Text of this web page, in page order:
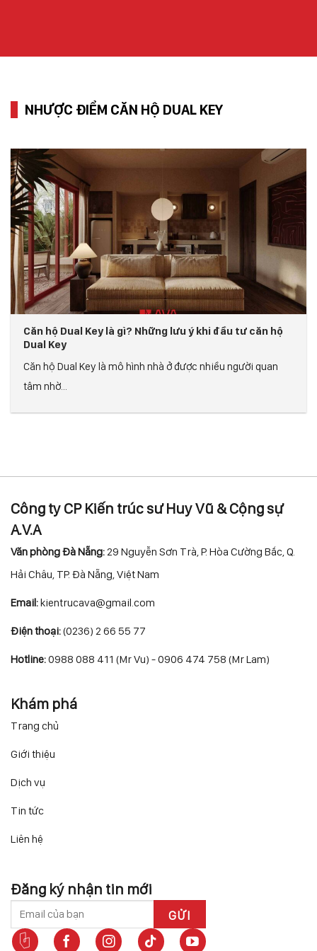
NHƯỢC ĐIỂM CĂN HỘ DUAL KEY
Căn hộ Dual Key là gì? Những lưu ý khi đầu tư căn hộ
Dual Key
Căn hộ Dual Key là mô hình nhà ở được nhiều người quan
tâm nhờ...
Công ty CP Kiến trúc sư Huy Vũ & Cộng sự
A.V.A
Văn phòng Đà Nẵng: 29 Nguyễn Sơn Trà, P. Hòa Cường Bắc, Q.
Hải Châu, TP. Đà Nẵng, Việt Nam
Email:kientrucava@gmail.com
Điện thoại:(0236) 2 66 55 77
Hotline:0988 088 411 (Mr Vu) - 0906 474 758 (Mr Lam)
Khám phá
Trang chủ
Giới thiệu
Dịch vụ
Tin tức
Liên hệ
Đăng ký nhận tin mới